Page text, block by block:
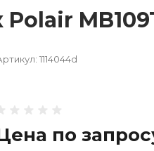
1114044d
по